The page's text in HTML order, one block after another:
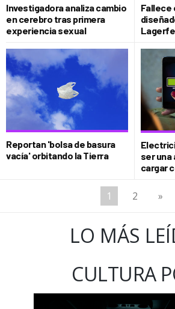
Investigadora analiza cambio
en cerebro tras primera
experiencia sexual
Fallece
Reportan 'bolsa de basura
vacía' orbitando la Tierra
ser una
cargar
1 2 »
LO MÁS
CULTURA